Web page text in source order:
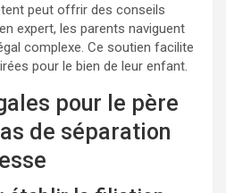
peut offrir des conseils
expert, les parents naviguent
complexe. Ce soutien facilite
pour le bien de leur enfant.
pour le père
de séparation